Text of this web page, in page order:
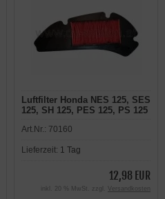
Luftfilter Honda NES 125, SES
125, SH 125, PES 125, PS 125
Art.Nr.: 70160
Lieferzeit: 1 Tag
12,98 EUR
inkl. 20 % MwSt. zzgl. Versandkosten